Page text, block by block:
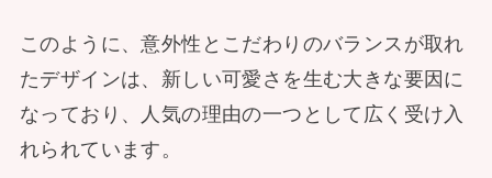
このように、意外性とこだわりのバランスが取れ
たデザインは、新しい可愛さを生む大きな要因に
なっており、人気の理由の一つとして広く受け入
れられています。